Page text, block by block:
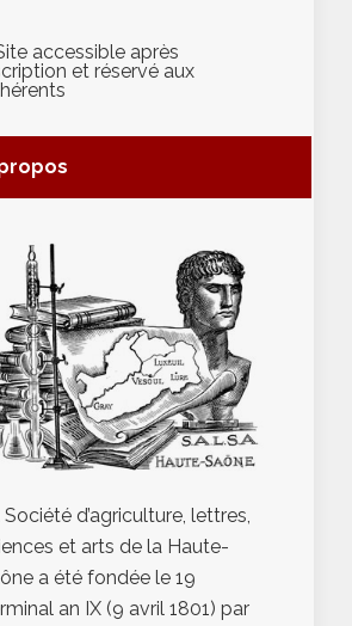
accessible après
et réservé aux
Société d’agriculture, lettres,
et arts de la Haute-
a été fondée le 19
an IX (9 avril 1801) par